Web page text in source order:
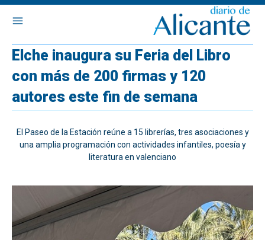
Elche inaugura su Feria del Libro
con más de 200 firmas y 120
autores este fin de semana
El Paseo de la Estación reúne a 15 librerías, tres asociaciones y
una amplia programación con actividades infantiles, poesía y
literatura en valenciano